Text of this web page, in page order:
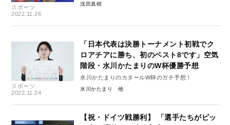
スポーツ
2022.11.26
浅田真樹
スポーツ
2022.11.24
「日本代表は決勝トーナメント初戦でク
ロアチアに勝ち、初のベスト8です」空気
階段・水川かたまりのW杯優勝予想
水川かたまりのカタールW杯のガチ予想！
水川かたまり
【祝・ドイツ戦勝利】 「選手たちがピッ